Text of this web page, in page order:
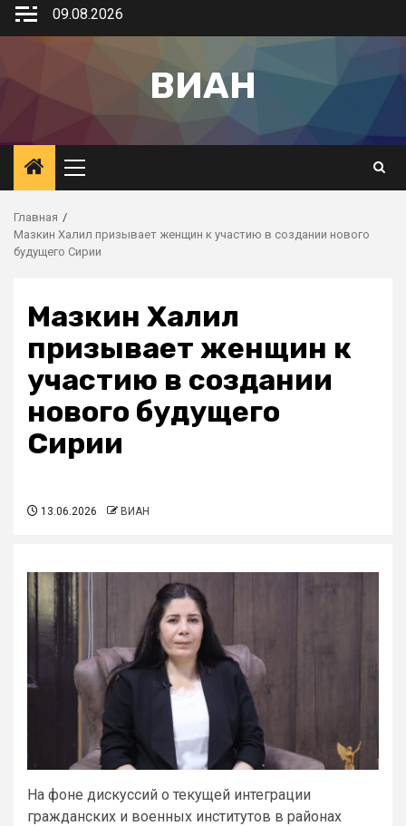
09.08.2026
ВИАН
Главная
Мазкин Халил призывает женщин к участию в создании нового
будущего Сирии
Мазкин Халил
призывает женщин к
участию в создании
нового будущего
Сирии
13.06.2026 ВИАН
На фоне дискуссий о текущей интеграции
гражданских и военных институтов в районах